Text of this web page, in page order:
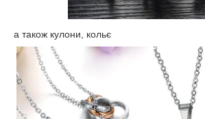
а також кулони, кольє